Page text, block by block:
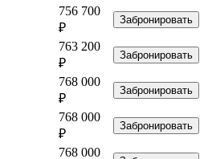
756 700
₽
Забронировать
763 200
₽
Забронировать
768 000
₽
Забронировать
768 000
₽
Забронировать
768 000